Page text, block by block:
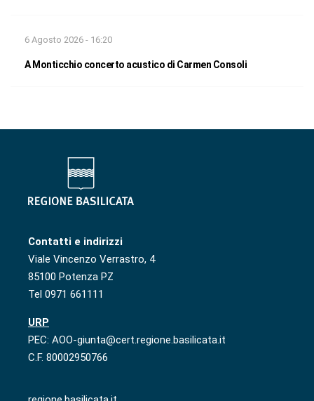
6 Agosto 2026 - 16:20
A Monticchio concerto acustico di Carmen Consoli
Contatti e indirizzi
Viale Vincenzo Verrastro, 4
85100 Potenza PZ
Tel 0971 661111
URP
PEC: AOO-giunta@cert.regione.basilicata.it
C.F. 80002950766